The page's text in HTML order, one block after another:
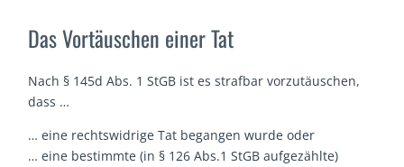
Das Vortäuschen einer Tat
Nach § 145d Abs. 1 StGB ist es strafbar vorzutäuschen,
dass …
… eine rechtswidrige Tat begangen wurde oder
… eine bestimmte (in § 126 Abs.1 StGB aufgezählte)